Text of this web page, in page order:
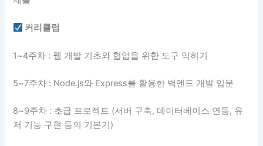
커리큘럼
1~4주차 : 웹 개발 기초와 협업을 위한 도구 익히기
5~7주차 : Node.js와 Express를 활용한 백엔드 개발 입문
8~9주차 : 초급 프로젝트 (서버 구축, 데이터베이스 연동, 유
저 기능 구현 등의 기본기)